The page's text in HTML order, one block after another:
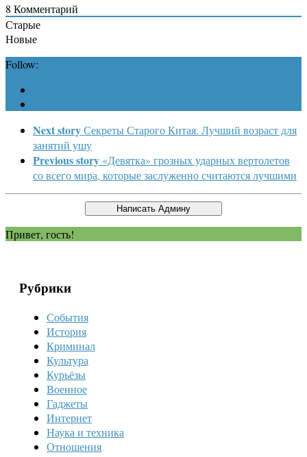
8 Комментарий
Старые
Новые
Follow:
Next storyСекреты Старого Китая. Лучший возраст для
занятий ушу
Previous story «Девятка» грозных ударных вертолетов
со всего мира, которые заслуженно считаются лучшими
Привет, гость!
Рубрики
События
История
Криминал
Культура
Курьёзы
Военное
Гаджеты
Интернет
Наука и техника
Отношения